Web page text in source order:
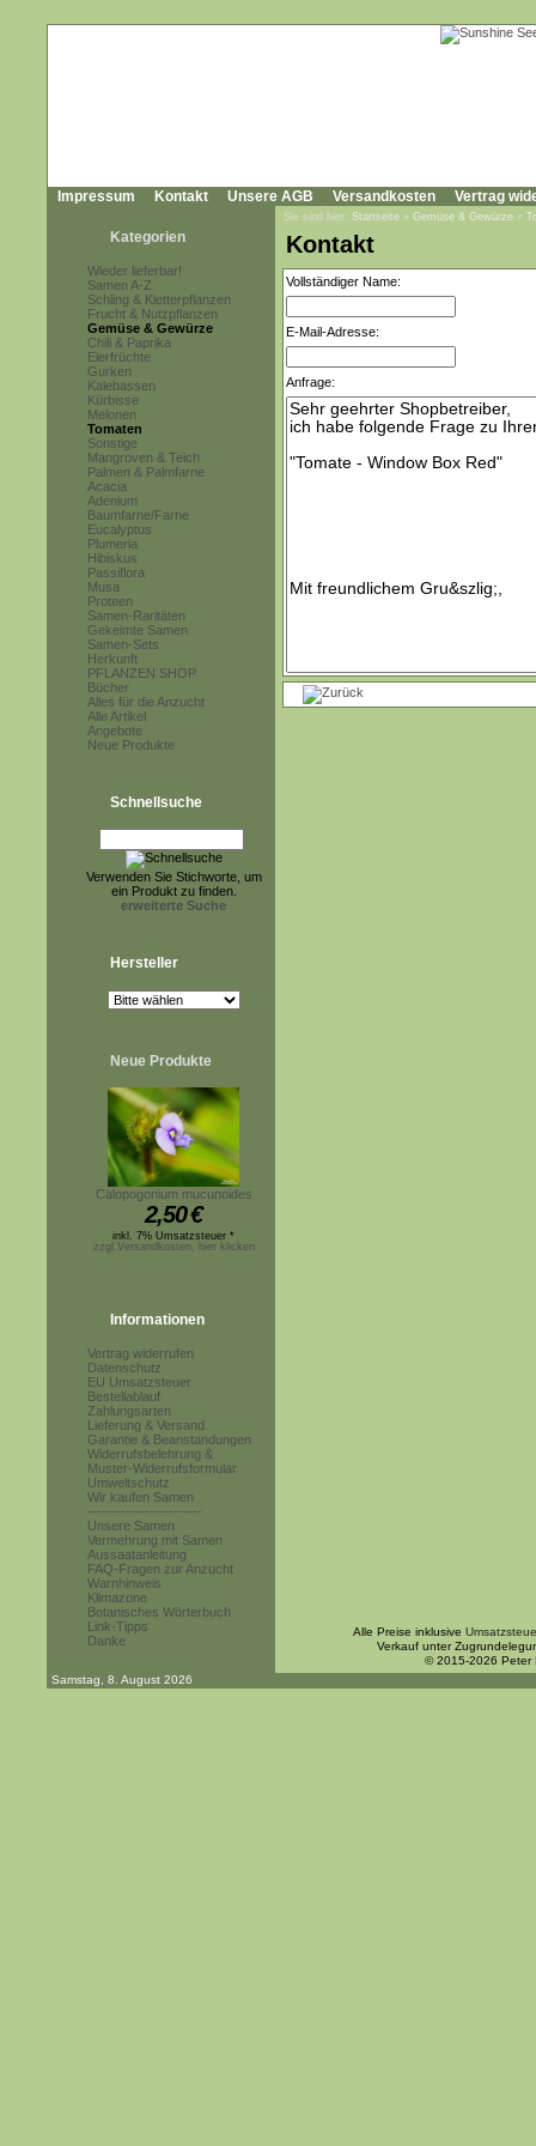
Impressum Kontakt Unsere AGB Versandkosten Vertrag
Kategorien
Wieder lieferbar!
Samen A-Z
Schling & Kletterpflanzen
Frucht & Nutzpflanzen
Gemüse & Gewürze
Chili & Paprika
Eierfrüchte
Gurken
Kalebassen
Kürbisse
Melonen
Tomaten
Sonstige
Mangroven & Teich
Palmen & Palmfarne
Acacia
Adenium
Baumfarne/Farne
Eucalyptus
Plumeria
Hibiskus
Passiflora
Musa
Proteen
Samen-Raritäten
Gekeimte Samen
Samen-Sets
Herkunft
PFLANZEN SHOP
Bücher
Alles für die Anzucht
Alle Artikel
Angebote
Neue Produkte
Schnellsuche
Verwenden Sie Stichworte, um
ein Produkt zu finden.
erweiterte Suche
Hersteller
Neue Produkte
Calopogonium mucunoides
2,50€
inkl. 7% Umsatzsteuer *
zzgl.Versandkosten, hier klicken
Informationen
Vertrag widerrufen
Datenschutz
EU Umsatzsteuer
Bestellablauf
Zahlungsarten
Lieferung & Versand
Garantie & Beanstandungen
Widerrufsbelehrung &
Muster-Widerrufsformular
Umweltschutz
Wir kaufen Samen
------------------------
Unsere Samen
Vermehrung mit Samen
Aussaatanleitung
FAQ-Fragen zur Anzucht
Warnhinweis
Klimazone
Botanisches Wörterbuch
Link-Tipps
Danke
Sie sind hier: Startseite » Gemüse & Gewürze »
Kontakt
Vollständiger Name:
E-Mail-Adresse:
Anfrage:
Alle Preise inklusive
Verkauf unter
© 2015-2026 Peter
Samstag, 8. August 2026